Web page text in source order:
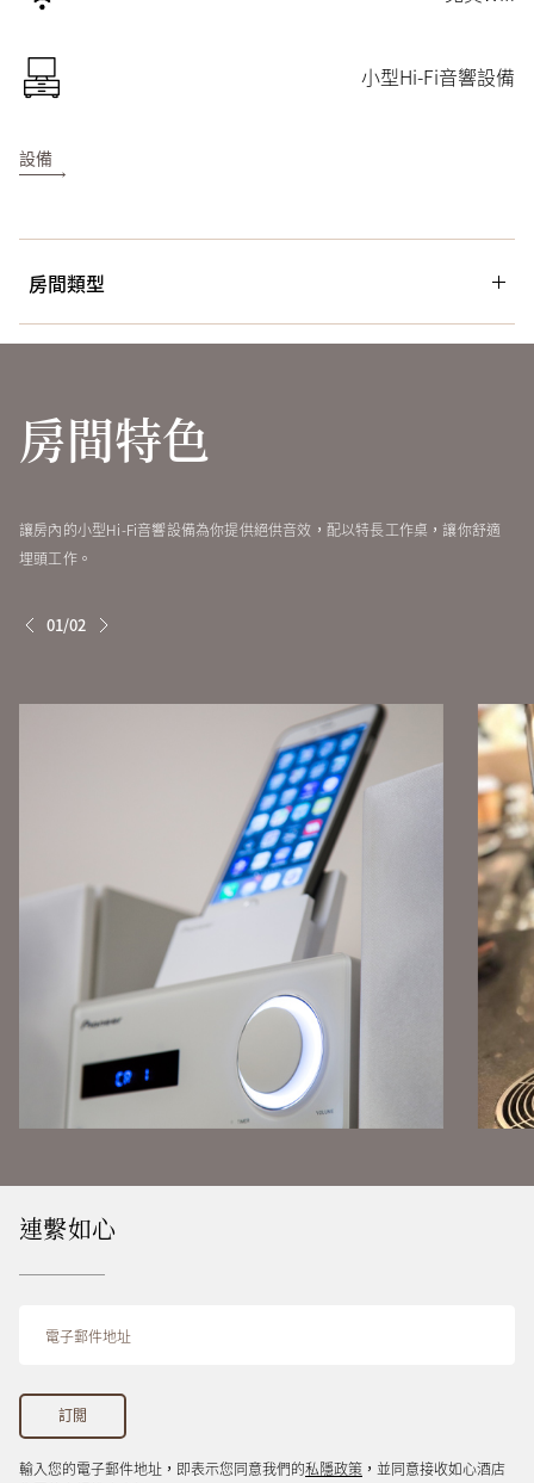
小型Hi-Fi音響設備
設備
房間類型
雙臥室單位 40
房間特色
讓房內的小型Hi-Fi音響設備為你提供絕供音效，配以特長工作桌，讓你舒適
埋頭工作。
01/02
連繫如心
輸入您的電子郵件地址，即表示您同意我們的私隱政策 ，並同意接收如心酒店